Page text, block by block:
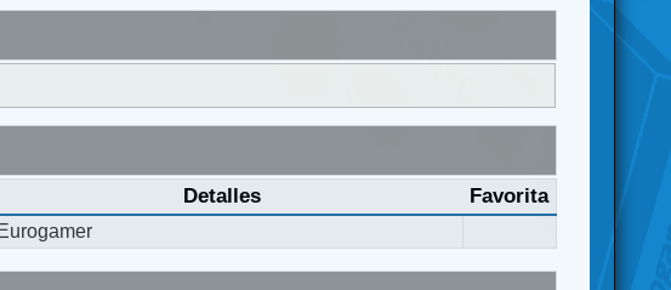
Detalles Favorita
Eurogamer